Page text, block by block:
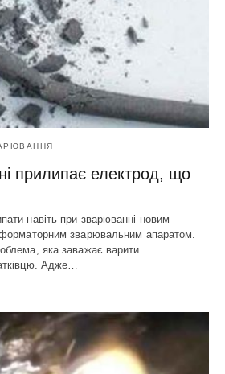
прилипає електрод, що
навіть при зварюванні новим
зварювальним апаратом.
яка заважає варити
Адже…